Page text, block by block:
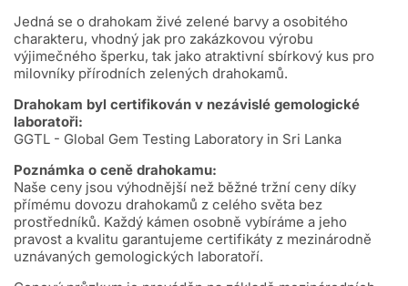
Jedná se o drahokam živé zelené barvy a osobitého
charakteru, vhodný jak pro zakázkovou výrobu
výjimečného šperku, tak jako atraktivní sbírkový kus pro
milovníky přírodních zelených drahokamů.
Drahokam byl certifikován v nezávislé gemologické
laboratoři:
GGTL - Global Gem Testing Laboratory in Sri Lanka
Poznámka o ceně drahokamu:
Naše ceny jsou výhodnější než běžné tržní ceny díky
přímému dovozu drahokamů z celého světa bez
prostředníků. Každý kámen osobně vybíráme a jeho
pravost a kvalitu garantujeme certifikáty z mezinárodně
uznávaných gemologických laboratoří.